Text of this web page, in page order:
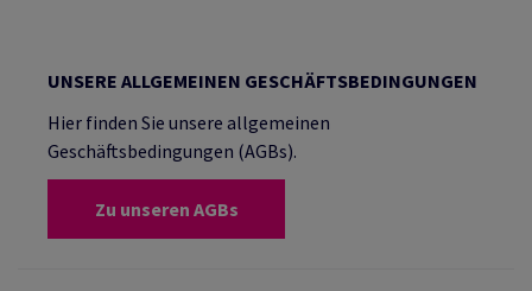
UNSERE ALLGEMEINEN GESCHÄFTSBEDINGUNGEN
Hier finden Sie unsere allgemeinen
Geschäftsbedingungen (AGBs).
Zu unseren AGBs